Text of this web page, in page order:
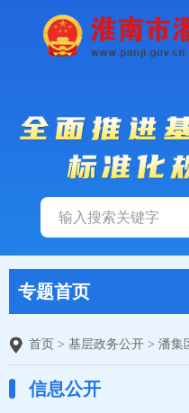
专题首页
首页 > 基层政务公开 > 潘集
信息公开